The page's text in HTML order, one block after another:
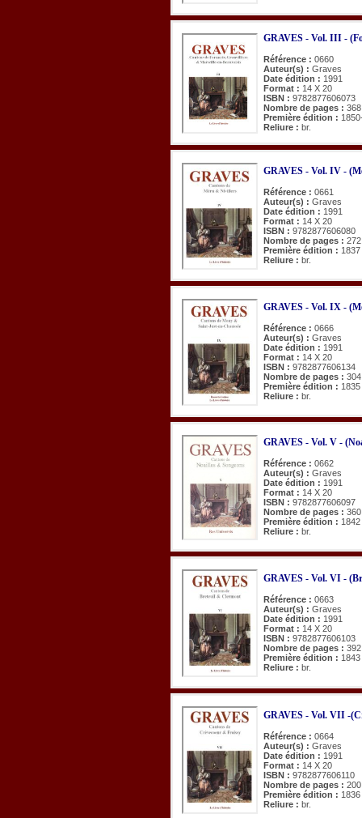
GRAVES - Vol. III -
Référence : 0660
Auteur(s) : Graves
Date édition : 1991
Format : 14 X 20
ISBN : 9782877606073
Nombre de pages : 368
Première édition :
Reliure : br.
GRAVES - Vol. IV -
Référence : 0661
Auteur(s) : Graves
Date édition : 1991
Format : 14 X 20
ISBN : 9782877606080
Nombre de pages : 272
Première édition : 1837
Reliure : br.
GRAVES - Vol. IX -
Référence : 0666
Auteur(s) : Graves
Date édition : 1991
Format : 14 X 20
ISBN : 9782877606134
Nombre de pages : 304
Première édition : 1835
Reliure : br.
GRAVES - Vol. V -
Référence : 0662
Auteur(s) : Graves
Date édition : 1991
Format : 14 X 20
ISBN : 9782877606097
Nombre de pages : 360
Première édition : 1842
Reliure : br.
GRAVES - Vol. VI -
Référence : 0663
Auteur(s) : Graves
Date édition : 1991
Format : 14 X 20
ISBN : 9782877606103
Nombre de pages : 392
Première édition : 1843
Reliure : br.
GRAVES - Vol. VII -
Référence : 0664
Auteur(s) : Graves
Date édition : 1991
Format : 14 X 20
ISBN : 9782877606110
Nombre de pages : 200
Première édition : 1836
Reliure : br.